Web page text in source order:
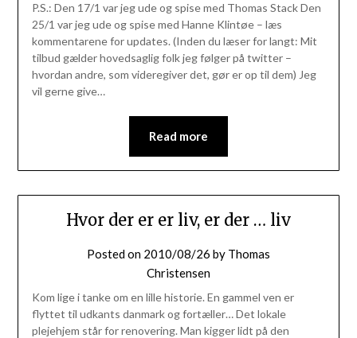
P.S.: Den 17/1 var jeg ude og spise med Thomas Stack Den
25/1 var jeg ude og spise med Hanne Klintøe – læs
kommentarene for updates. (Inden du læser for langt: Mit
tilbud gælder hovedsaglig folk jeg følger på twitter –
hvordan andre, som videregiver det, gør er op til dem) Jeg
vil gerne give…
Read more
Hvor der er er liv, er der … liv
Posted on 2010/08/26 by Thomas
Christensen
Kom lige i tanke om en lille historie. En gammel ven er
flyttet til udkants danmark og fortæller… Det lokale
plejehjem står for renovering. Man kigger lidt på den